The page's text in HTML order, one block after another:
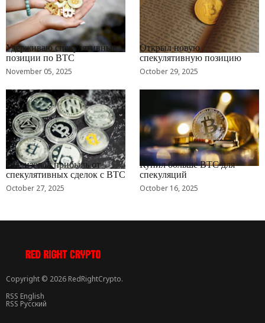
RRCNEWS_RU
Удерживаю спекулятивные
позиции по BTC
November 05, 2025
RRCNEWS_RU
Открыл новую
спекулятивную позицию
October 29, 2025
RRCNEWS_RU
Реализовал прибыль от
спекулятивных сделок с BTC
October 27, 2025
RRCNEWS_RU
Купил больше BTC для
спекуляций
October 16, 2025
Copyright © 2026 RedRightCrypto.
RSS English
RSS Русский